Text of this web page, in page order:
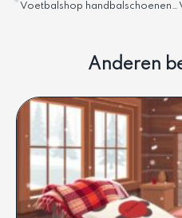
Voetbalshop handbalschoenen: Voor dames, heren en kids
Anderen